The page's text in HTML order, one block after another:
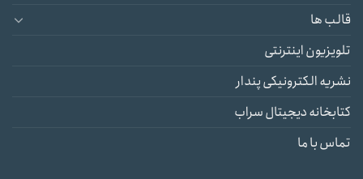
قالب ها
تلویزیون اینترنتی
نشریه الکترونیکی پندار
کتابخانه دیجیتال سراب
تماس با ما